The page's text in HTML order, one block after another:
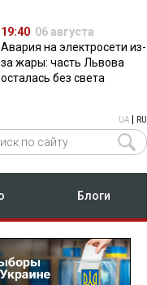
19:40 06 августа
Авария на электросети из-
за жары: часть Львова
осталась без света
UA RU
Блоги